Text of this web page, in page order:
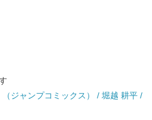
ジャンプコミックス） / 堀越 耕平 /